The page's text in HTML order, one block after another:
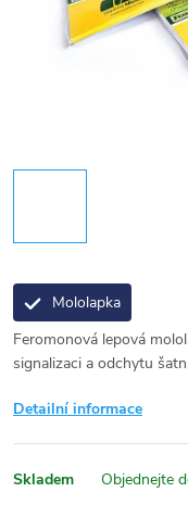
Mololapka
Feromonová lepová
signalizaci a odchytu
Detailní informace
Skladem